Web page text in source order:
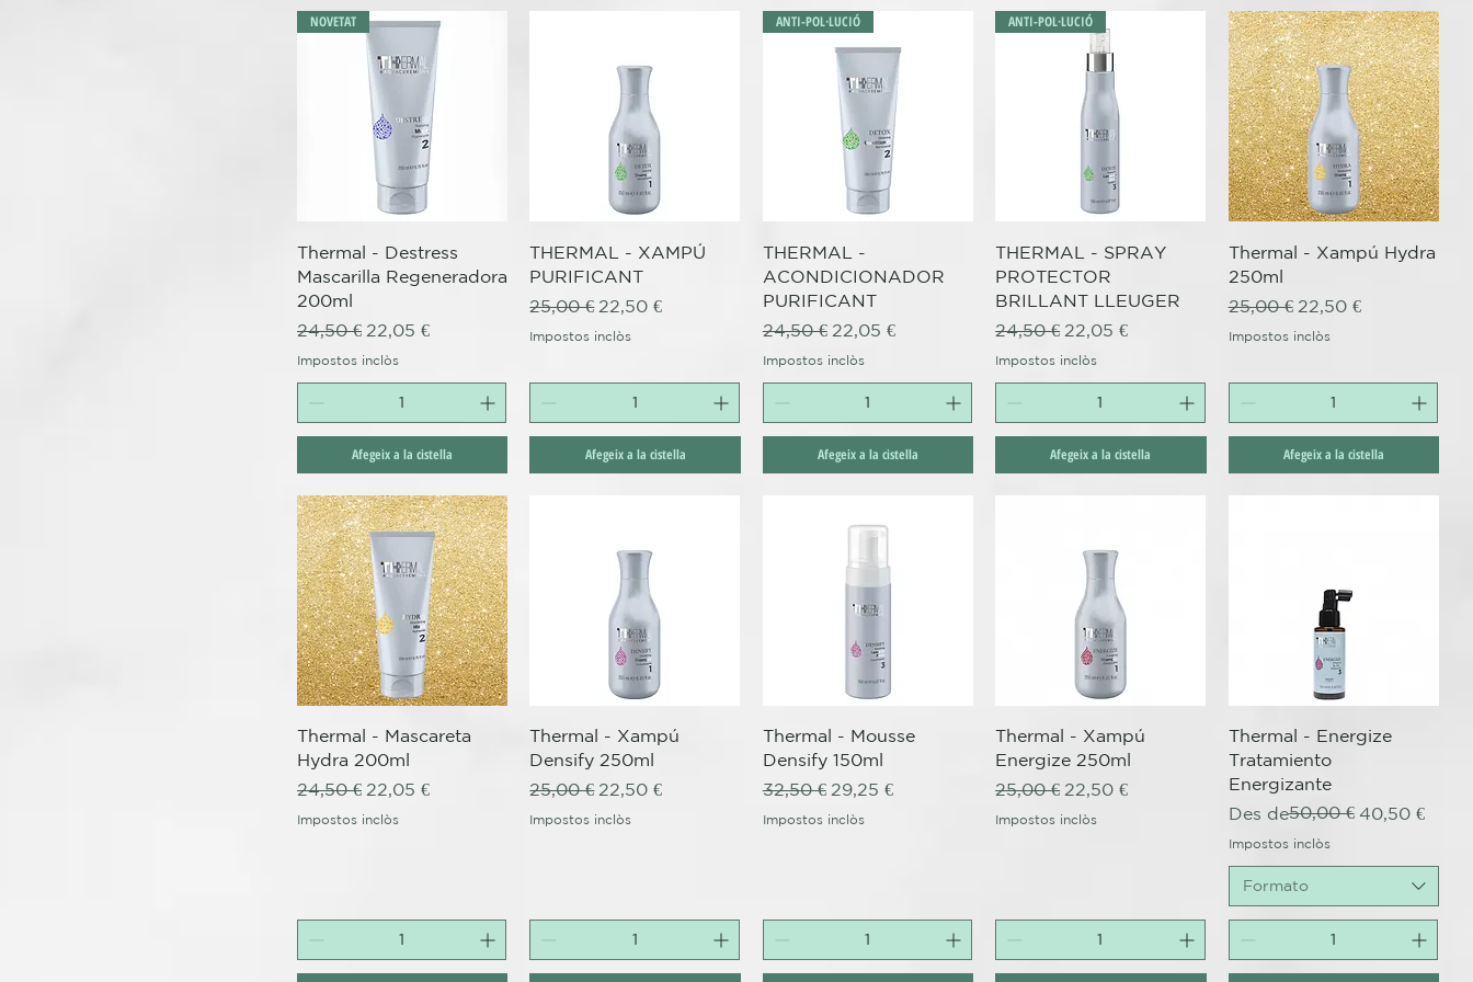
Visualització ràpida
NOVETAT
Thermal - Destress
Mascarilla Regeneradora
200ml
Preu normal
24,50 € Preu d'oferta
22,05 €
Impostos inclòs
Afegeix a la cistella
Visualització ràpida
THERMAL - XAMPÚ
PURIFICANT
Preu normal
25,00 € Preu d'oferta
22,50 €
Impostos inclòs
Afegeix a la cistella
Visualització ràpida
ANTI-POL·LUCIÓ
THERMAL -
ACONDICIONADOR
PURIFICANT
Preu normal
24,50 € Preu d'oferta
22,05 €
Impostos inclòs
Afegeix a la cistella
Visualització ràpida
ANTI-POL·LUCIÓ
THERMAL - SPRAY
PROTECTOR
BRILLANT LLEUGER
Preu normal
24,50 € Preu d'oferta
22,05 €
Impostos inclòs
Afegeix a la cistella
Visualització ràpida
Thermal - Xampú Hydra
250ml
Preu normal
25,00 € Preu d'oferta
22,50 €
Impostos inclòs
Afegeix a la cistella
Visualització ràpida
Thermal - Mascareta
Hydra 200ml
Preu normal
24,50 € Preu d'oferta
22,05 €
Impostos inclòs
Visualització ràpida
Thermal - Xampú
Densify 250ml
Preu normal
25,00 € Preu d'oferta
22,50 €
Impostos inclòs
Visualització ràpida
Thermal - Mousse
Densify 150ml
Preu normal
32,50 € Preu d'oferta
29,25 €
Impostos inclòs
Visualització ràpida
Thermal - Xampú
Energize 250ml
Preu normal
25,00 € Preu d'oferta
22,50 €
Impostos inclòs
Visualització ràpida
Thermal - Energize
Tratamiento
Energizante
Des de
Preu normal
50,00 € 40,50 €
Preu d'oferta
Impostos inclòs
Formato